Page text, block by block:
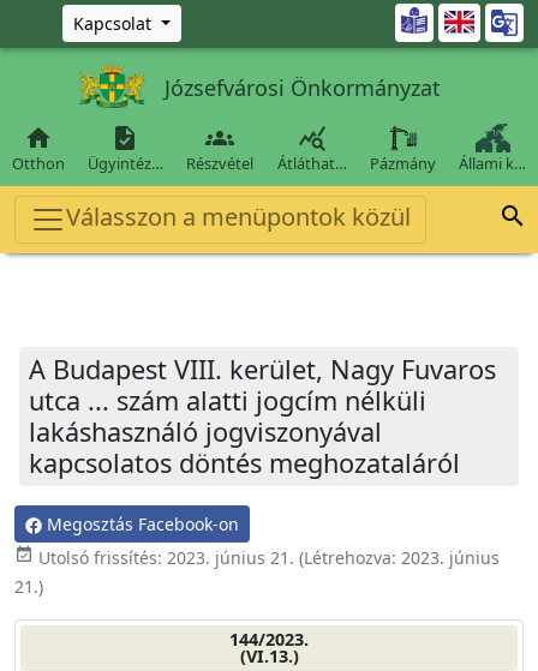
Ugrás a fő tartalomra
Kapcsolat 
Józsefvárosi Önkormányzat

Otthon

Ügyintéz…

Részvétel

Átláthat… Pázmány Állami k…
Válasszon a menüpontok közül 
A Budapest VIII. kerület, Nagy Fuvaros
utca ... szám alatti jogcím nélküli
lakáshasználó jogviszonyával
kapcsolatos döntés meghozataláról
Megosztás Facebook-on
event_available Utolsó frissítés: 2023. június 21. (Létrehozva: 2023. június
21.)
144/2023.
(VI.13.)